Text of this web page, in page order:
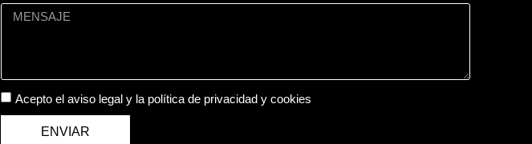
Acepto el aviso legal y la política de privacidad y cookies
ENVIAR